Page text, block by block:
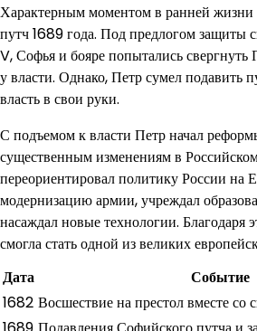
Характерным моментом в ранней
путч 1689 года. Под предлогом защиты
V, Софья и бояре попытались свергнуть
у власти. Однако, Петр сумел подавить
власть в свои руки.
С подъемом к власти Петр начал
существенным изменениям в
переориентировал политику России на
модернизацию армии, учреждал
насаждал новые технологии. Благодаря
смогла стать одной из великих
Дата
Событие
1682 Восшествие на престол вместе